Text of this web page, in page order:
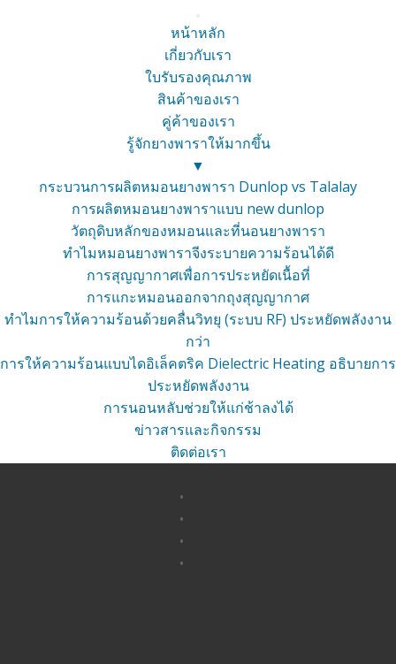
หน้าหลัก
เกี่ยวกับเรา
ใบรับรองคุณภาพ
สินค้าของเรา
คู่ค้าของเรา
รู้จักยางพาราให้มากขึ้น
▼
กระบวนการผลิตหมอนยางพารา Dunlop vs Talalay
การผลิตหมอนยางพาราแบบ new dunlop
วัตถุดิบหลักของหมอนและที่นอนยางพารา
ทำไมหมอนยางพาราจีงระบายความร้อนได้ดี
การสุญญากาศเพื่อการประหยัดเนื้อที่
การแกะหมอนออกจากถุงสุญญากาศ
ทำไมการให้ความร้อนด้วยคลื่นวิทยุ (ระบบ RF) ประหยัดพลังงาน
กว่า
การให้ความร้อนแบบไดอิเล็คตริค Dielectric Heating อธิบายการ
ประหยัดพลังงาน
การนอนหลับช่วยให้แก่ช้าลงได้
ข่าวสารและกิจกรรม
ติดต่อเรา